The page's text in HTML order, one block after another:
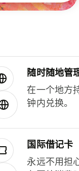
随时随地管
在一个地方
钟内兑换。
国际借记卡
永远不用担